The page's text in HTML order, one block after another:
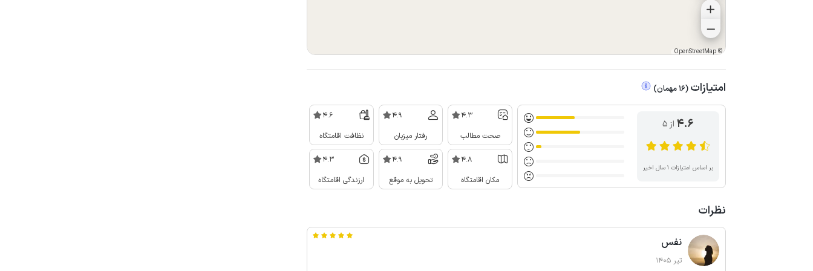
©
OpenStreetMap
امتیازات (
16 مهمان)
4.6 از ۵
بر اساس امتیازات ۱ سال اخیر
4.3
صحت مطالب
4.9
رفتار میزبان
4.6
نظافت اقامتگاه
4.8
مکان اقامتگاه
4.9
تحویل به موقع
4.3
ارزندگی اقامتگاه
نظرات
نفس
تیر 1405